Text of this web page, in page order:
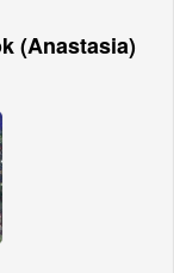
(Anastasia)